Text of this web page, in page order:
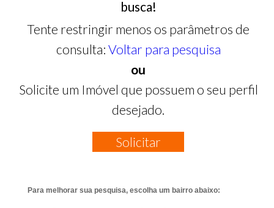
busca!
Tente restringir menos os parâmetros de
consulta: Voltar para pesquisa
ou
Solicite um Imóvel que possuem o seu perfil
desejado.
Solicitar
Para melhorar sua pesquisa, escolha um bairro abaixo: